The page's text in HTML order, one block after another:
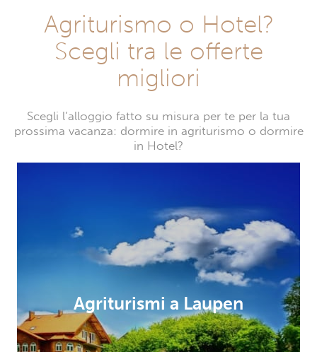
Agriturismo o Hotel?
Scegli tra le offerte
migliori
Scegli l’alloggio fatto su misura per te per la tua
prossima vacanza: dormire in agriturismo o dormire
in Hotel?
Agriturismi a Laupen